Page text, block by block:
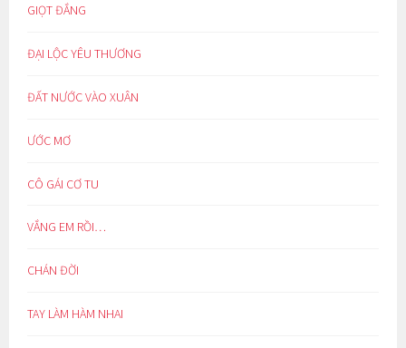
GIỌT ĐẮNG
ĐẠI LỘC YÊU THƯƠNG
ĐẤT NƯỚC VÀO XUÂN
ƯỚC MƠ
CÔ GÁI CƠ TU
VẮNG EM RỒI…
CHÁN ĐỜI
TAY LÀM HÀM NHAI